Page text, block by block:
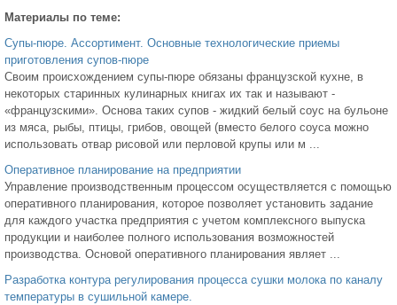
Материалы по теме:
Супы-пюре. Ассортимент. Основные технологические приемы
приготовления супов-пюре
Своим происхождением супы-пюре обязаны французской кухне, в
некоторых старинных кулинарных книгах их так и называют -
«французскими». Основа таких супов - жидкий белый соус на бульоне
из мяса, рыбы, птицы, грибов, овощей (вместо белого соуса можно
использовать отвар рисовой или перловой крупы или м ...
Оперативное планирование на предприятии
Управление производственным процессом осуществляется с помощью
оперативного планирования, которое позволяет установить задание
для каждого участка предприятия с учетом комплексного выпуска
продукции и наиболее полного использования возможностей
производства. Основой оперативного планирования являет ...
Разработка контура регулирования процесса сушки молока по каналу
температуры в сушильной камере.